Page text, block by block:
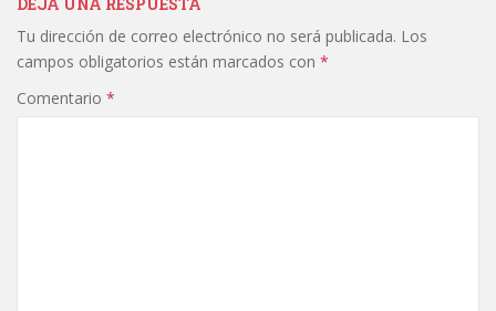
Tu dirección de correo electrónico no será publicada. Los
campos obligatorios están marcados con *
Comentario *